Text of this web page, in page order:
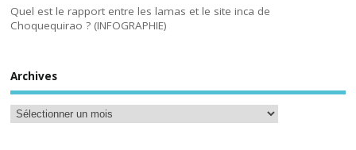
Quel est le rapport entre les lamas et le site inca de
Choquequirao ? (INFOGRAPHIE)
Archives